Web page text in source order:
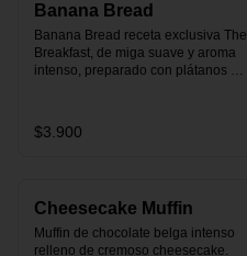
Banana Bread
Banana Bread receta exclusiva The
Breakfast, de miga suave y aroma
intenso, preparado con plátanos
$3.900
Cheesecake Muffin
Muffin de chocolate belga intenso
relleno de cremoso cheesecake.